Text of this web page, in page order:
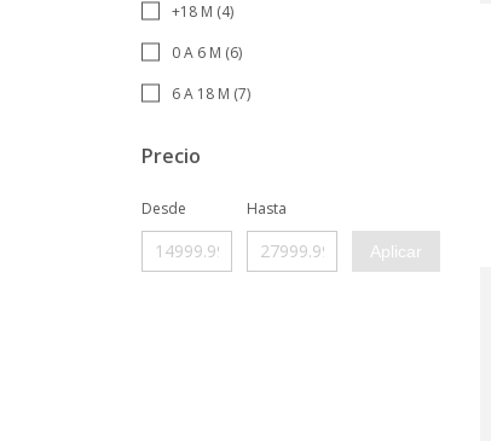
+18 M (4)
0 A 6 M (6)
6 A 18 M (7)
Precio
Desde Hasta
Aplicar